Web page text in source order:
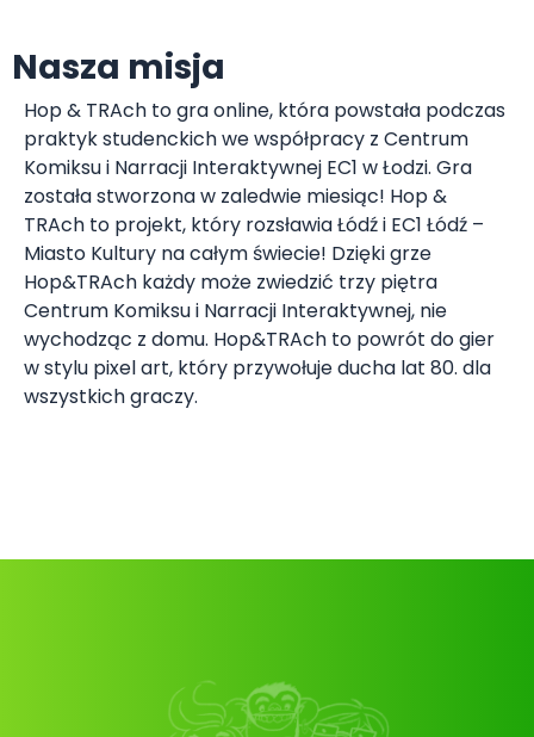
Nasza misja
Hop & TRAch to gra online, która powstała podczas
praktyk studenckich we współpracy z Centrum
Komiksu i Narracji Interaktywnej EC1 w Łodzi. Gra
została stworzona w zaledwie miesiąc! Hop &
TRAch to projekt, który rozsławia Łódź i EC1 Łódź –
Miasto Kultury na całym świecie! Dzięki grze
Hop&TRAch każdy może zwiedzić trzy piętra
Centrum Komiksu i Narracji Interaktywnej, nie
wychodząc z domu. Hop&TRAch to powrót do gier
w stylu pixel art, który przywołuje ducha lat 80. dla
wszystkich graczy.